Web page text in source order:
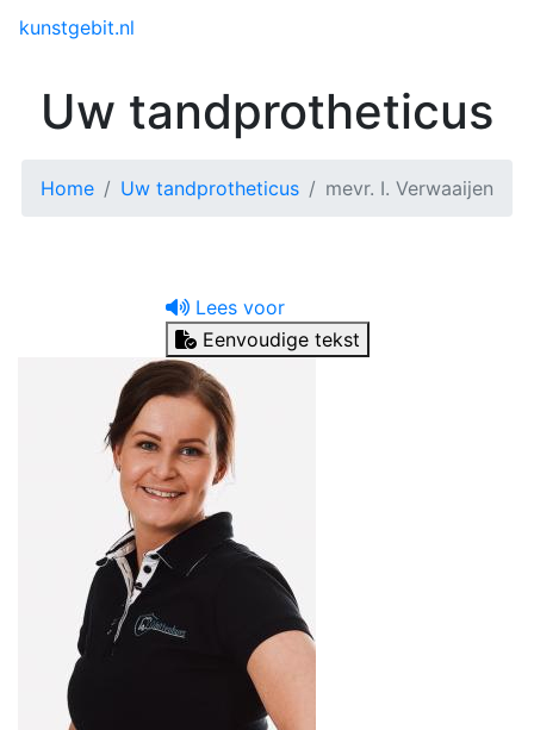
kunstgebit.nl
Uw tandprotheticus
Home Uw tandprotheticus mevr. I. Verwaaijen
Lees voor
Eenvoudige tekst